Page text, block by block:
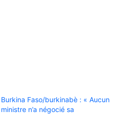
Burkina Faso/burkinabè : « Aucun
ministre n’a négocié sa